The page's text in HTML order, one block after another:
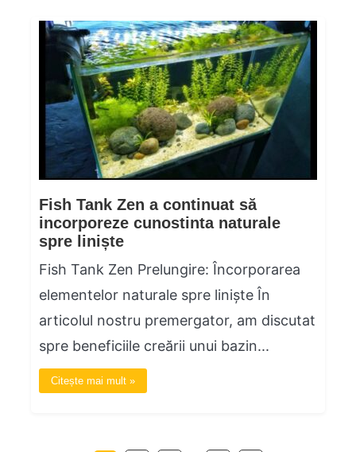
Fish Tank Zen a continuat să
incorporeze cunostinta naturale
spre liniște
Fish Tank Zen Prelungire: Încorporarea
elementelor naturale spre liniște În
articolul nostru premergator, am discutat
spre beneficiile creării unui bazin...
Citește mai mult »